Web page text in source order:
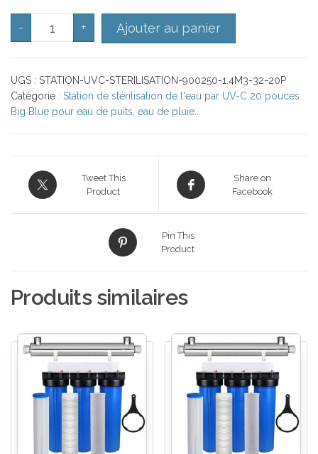
- quantité de Station de stérilisation de l'eau par l’UV-
+ Ajouter au panier
UGS : STATION-UVC-STERILISATION-900250-1.4M3-32-20P
Catégorie : Station de stérilisation de l'eau par UV-C 20 pouces
Big Blue pour eau de puits, eau de pluie...
Tweet This
Product
Share on
Facebook
Pin This
Product
Produits similaires